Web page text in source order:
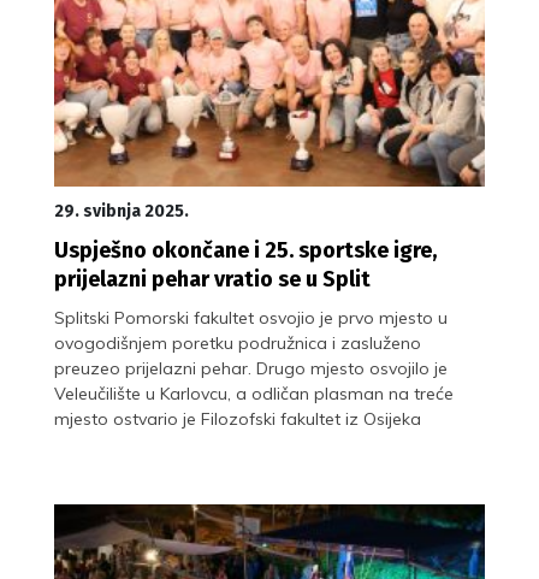
29. svibnja 2025.
Uspješno okončane i 25. sportske igre,
prijelazni pehar vratio se u Split
Splitski Pomorski fakultet osvojio je prvo mjesto u
ovogodišnjem poretku podružnica i zasluženo
preuzeo prijelazni pehar. Drugo mjesto osvojilo je
Veleučilište u Karlovcu, a odličan plasman na treće
mjesto ostvario je Filozofski fakultet iz Osijeka